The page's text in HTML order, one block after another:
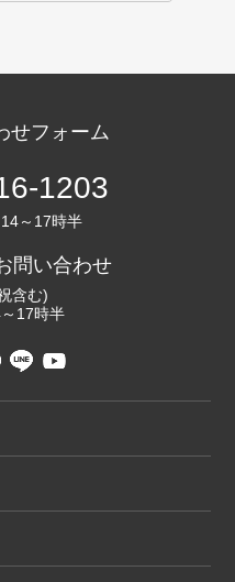
せフォーム
1203
～17時半
問い合わせ
含む)
17時半